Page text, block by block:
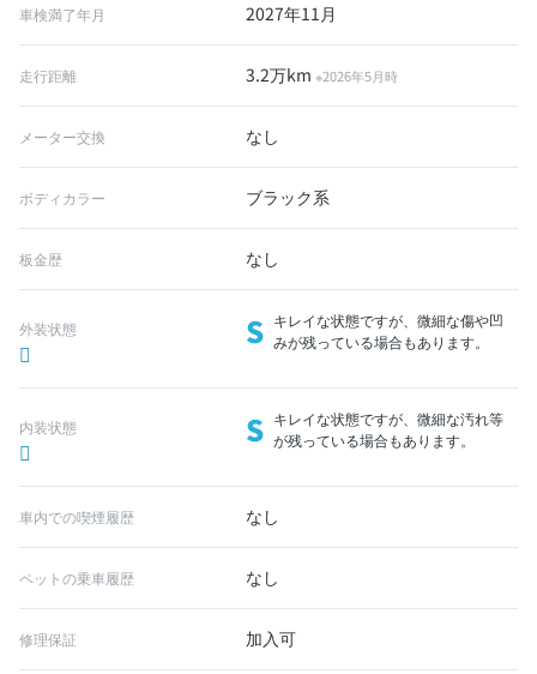
車検満了年月 2027年11月
走行距離 3.2万km※2026年5月時
メーター交換 なし
ボディカラー ブラック系
板金歴 なし
外装状態 S キレイな状態ですが、微細な傷や凹
みが残っている場合もあります。
内装状態 S キレイな状態ですが、微細な汚れ等
が残っている場合もあります。
車内での喫煙履歴 なし
ペットの乗車履歴 なし
修理保証 加入可